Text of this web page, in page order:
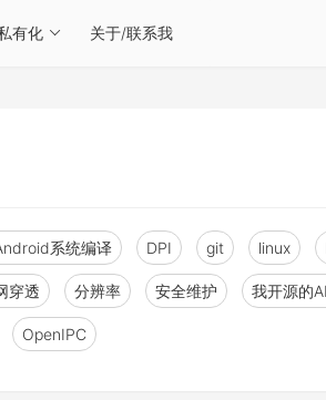
有化 关于/联系我
系统编译 DPI git linux
穿透 分辨率 安全维护 我开源的
OpenIPC